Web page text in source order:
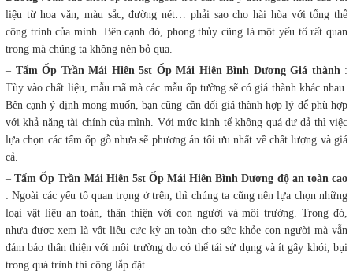
liệu từ hoa văn, màu sắc, đường nét… phải sao cho hài hòa với tổng thể
công trình của mình. Bên cạnh đó, phong thủy cũng là một yếu tố rất quan
trọng mà chúng ta không nên bỏ qua.
– Tấm Ốp Trần Mái Hiên 5st Ốp Mái Hiên Bình Dương Giá thành :
Tùy vào chất liệu, mẫu mã mà các mẫu ốp tường sẽ có giá thành khác nhau.
Bên cạnh ý định mong muốn, bạn cũng cần đối giá thành hợp lý để phù hợp
với khả năng tài chính của mình. Với mức kinh tế không quá dư dả thì việc
lựa chọn các tấm ốp gỗ nhựa sẽ phương án tối ưu nhất về chất lượng và giá
cả.
–Tấm Ốp Trần Mái Hiên 5st Ốp Mái Hiên Bình Dương độ an toàn cao
: Ngoài các yếu tố quan trọng ở trên, thì chúng ta cũng nên lựa chọn những
loại vật liệu an toàn, thân thiện với con người và môi trường. Trong đó,
nhựa được xem là vật liệu cực kỳ an toàn cho sức khỏe con người mà vẫn
đảm bảo thân thiện với môi trường do có thể tái sử dụng và ít gây khói, bụi
trong quá trình thi công lắp đặt.